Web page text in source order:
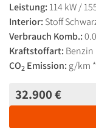
Leistung: 114 kW /
Interior: Stoff
Verbrauch Komb.:
Kraftstoffart: Benzin
CO2 Emission: g/km *
32.900 €